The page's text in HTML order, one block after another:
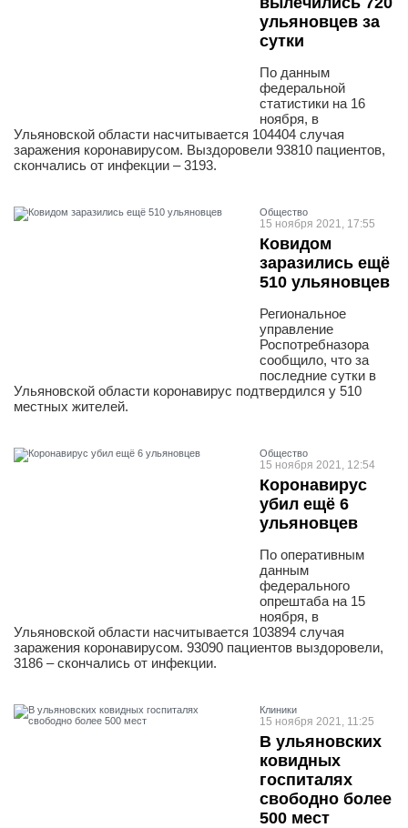
ульяновцев за
сутки
По данным
федеральной
статистики на 16
ноября, в
Ульяновской области насчитывается 104404 случая
заражения коронавирусом. Выздоровели 93810 пациентов,
скончались от инфекции – 3193.
Общество
15 ноября 2021, 17:55
Ковидом
заразились ещё
510 ульяновцев
Региональное
управление
Роспотребназора
сообщило, что за
последние сутки в
Ульяновской области коронавирус подтвердился у 510
местных жителей.
Общество
15 ноября 2021, 12:54
Коронавирус
убил ещё 6
ульяновцев
По оперативным
данным
федерального
опрештаба на 15
ноября, в
Ульяновской области насчитывается 103894 случая
заражения коронавирусом. 93090 пациентов выздоровели,
3186 – скончались от инфекции.
Клиники
15 ноября 2021, 11:25
В ульяновских
ковидных
госпиталях
свободно более
500 мест